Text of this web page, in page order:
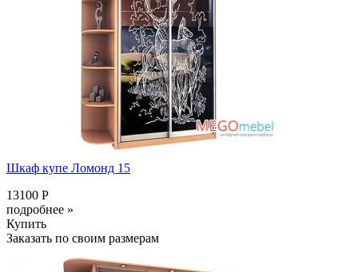
Шкаф купе Ломонд 15
13100 Р
подробнее »
Купить
Заказать по своим размерам